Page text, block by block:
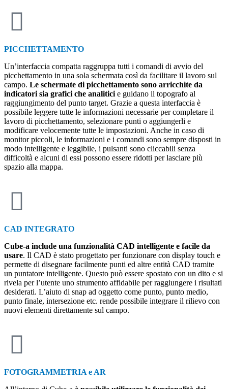
PICCHETTAMENTO
Un’interfaccia compatta raggruppa tutti i comandi di avvio del
picchettamento in una sola schermata così da facilitare il lavoro sul
campo. Le schermate di picchettamento sono arricchite da
indicatori sia grafici che analitici e guidano il topografo al
raggiungimento del punto target. Grazie a questa interfaccia è
possibile leggere tutte le informazioni necessarie per completare il
lavoro di picchettamento, selezionare punti o aggiungerli e
modificare velocemente tutte le impostazioni. Anche in caso di
monitor piccoli, le informazioni e i comandi sono sempre disposti in
modo intelligente e leggibile, i pulsanti sono cliccabili senza
difficoltà e alcuni di essi possono essere ridotti per lasciare più
spazio alla mappa.
CAD INTEGRATO
Cube-a include una funzionalità CAD intelligente e facile da
usare. Il CAD è stato progettato per funzionare con display touch e
permette di disegnare facilmente punti ed altre entità CAD tramite
un puntatore intelligente. Questo può essere spostato con un dito e si
rivela per l’utente uno strumento affidabile per raggiungere i risultati
desiderati. L’aiuto di snap ad oggetto come punto, punto medio,
punto finale, intersezione etc. rende possibile integrare il rilievo con
nuovi elementi direttamente sul campo.
FOTOGRAMMETRIA e AR